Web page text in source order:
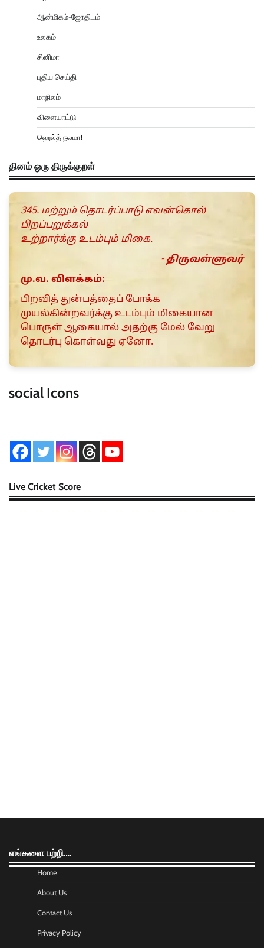
ஆன்மிகம்-ஜோதிடம்
உலகம்
சினிமா
புதிய செய்தி
மாநிலம்
விளையாட்டு
ஹெல்த் நலமா!
தினம் ஒரு திருக்குறள்
345. மற்றும் தொடர்ப்பாடு எவன்கொல்
பிறப்பறுக்கல்
உற்றார்க்கு உடம்பும் மிகை.
- திருவள்ளுவர்
மு.வ. விளக்கம்:
பிறவித் துன்பத்தைப் போக்க
முயல்கின்றவர்க்கு உடம்பும் மிகையான
பொருள் ஆகையால் அதற்கு மேல் வேறு
தொடர்பு கொள்வது ஏனோ.
social Icons
Live Cricket Score
எங்களை பற்றி….
Home
About Us
Contact Us
Privacy Policy